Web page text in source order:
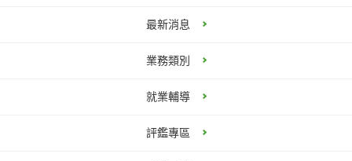
最新消息
業務類別
就業輔導
評鑑專區